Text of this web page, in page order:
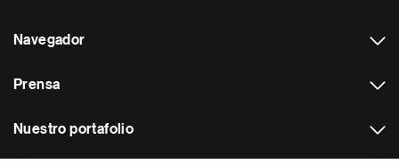
Navegador
Prensa
Nuestro portafolio